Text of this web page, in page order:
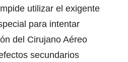
utilizar el exigente
para intentar
del Cirujano Aéreo
secundarios